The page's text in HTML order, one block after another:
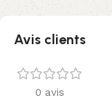
Avis clients
0 avis